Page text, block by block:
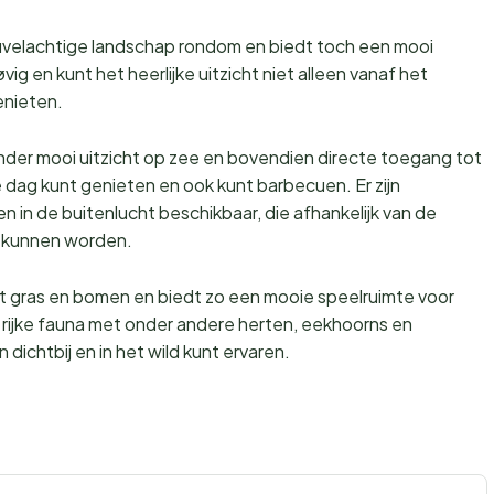
landschap rondom en biedt toch een mooi
en kunt het heerlijke uitzicht niet alleen vanaf het
mooi uitzicht op zee en bovendien directe toegang tot
kunt genieten en ook kunt barbecuen. Er zijn
de buitenlucht beschikbaar, die afhankelijk van de
worden.
en bomen en biedt zo een mooie speelruimte voor
fauna met onder andere herten, eekhoorns en
dichtbij en in het wild kunt ervaren.